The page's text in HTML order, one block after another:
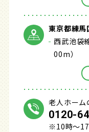
東京都練
西武池袋
00m）
老人ホーム
0120-
※10時～